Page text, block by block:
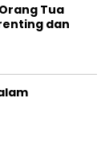
Tua
dan